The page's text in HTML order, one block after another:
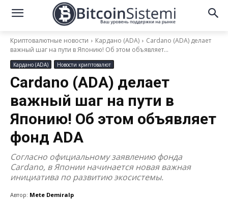
Криптовалютные новости Кардано (ADA)
Cardano (ADA) делает
важный шаг на пути в Японию! Об этом объявляет...
Кардано (ADA) Новости криптовалют
Cardano (ADA) делает
важный шаг на пути в
Японию! Об этом объявляет
фонд ADA
Согласно официальному заявлению фонда
Cardano, в Японии начинается новая важная
инициатива по развитию экосистемы.
Автор: Mete Demiralp